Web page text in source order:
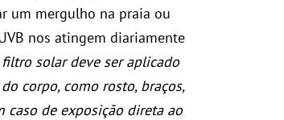
um mergulho na praia ou
nos atingem diariamente
filtro solar deve ser aplicado
corpo, como rosto, braços,
caso de exposição direta ao